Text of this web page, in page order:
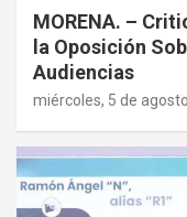
MORENA. –
la Oposición
Audiencias
miércoles, 5 de